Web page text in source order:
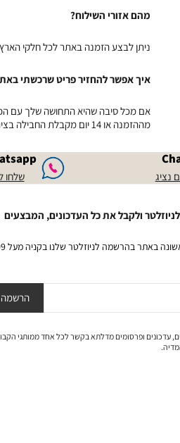
מהם אזורי השילוח?
ניתן לבצע הזמנה באתר לכל חלקי
איך אפשר להחזיר פריט שרכשתי
מההזמנה או 14 יום מקבלת החבילה בצירוף חשבונית או פתק החלפה
נציג
|
chat
|
touch
|
|
in
שלחולנו
|
ולקבל את כל העדכונים, המבצעים
10% הנחה על
עדכונים ופרסומים מדלתא בקשר לכל אחד ממותגי
הרשמה